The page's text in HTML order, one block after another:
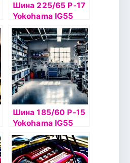
Шина 225/65 Р-17
Yokohama IG55
106T шип
Шина 185/60 Р-15
Yokohama IG55
88Т б/к шип